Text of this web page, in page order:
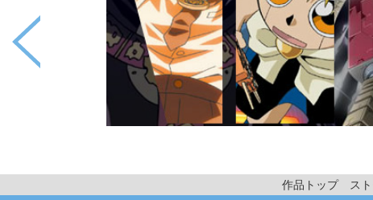
作品トップ ス